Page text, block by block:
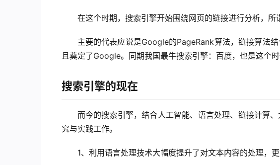
在这个时期，搜索引擎开始围绕网页的链接进行分析，所
主要的代表应说是Google的PageRank算法，链接算法
且奠定了Google。同期我国最牛搜索引擎：百度，也是这个
搜索引擎的现在
而今的搜索引擎，结合人工智能、语言处理、链接计算
究与实践工作。
1、利用语言处理技术大幅度提升了对文本内容的处理，